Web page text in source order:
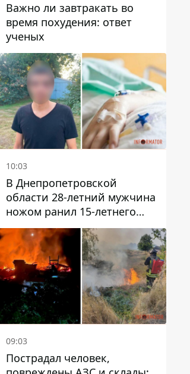
Важно ли завтракать во
время похудения: ответ
ученых
10:03
В Днепропетровской
области 28-летний мужчина
ножом ранил 15-летнего
парня
09:03
Пострадал человек,